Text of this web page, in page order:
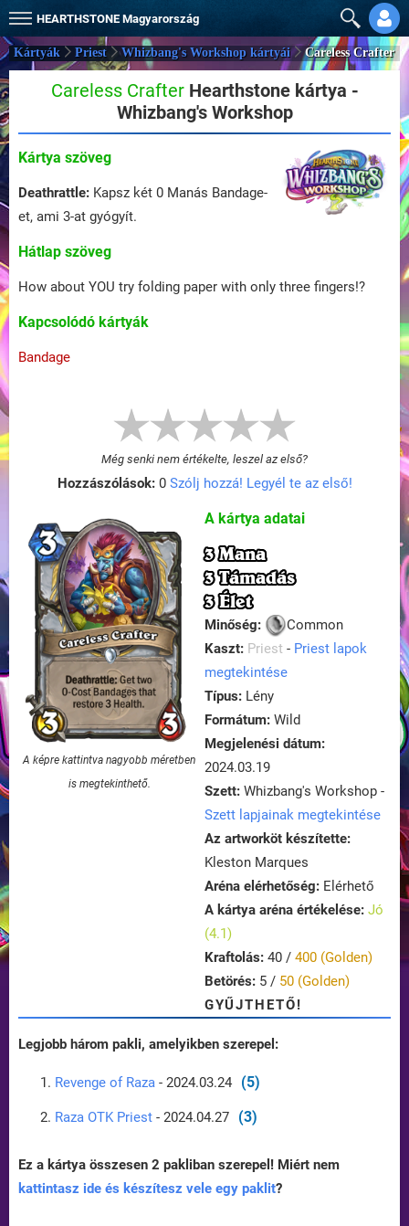
HEARTHSTONE Magyarország
Kártyák Priest Whizbang's Workshop kártyái Careless Crafter
Careless CrafterHearthstone kártya -
Whizbang's Workshop
Kártya szöveg
Deathrattle: Kapsz két 0 Manás Bandage-
et, ami 3-at gyógyít.
Hátlap szöveg
How about YOU try folding paper with only three fingers!?
Kapcsolódó kártyák
Bandage
Még senki nem értékelte, leszel az első?
Hozzászólások:0 Szólj hozzá! Legyél te az első!
A képre kattintva nagyobb méretben
is megtekinthető.
A kártya adatai
3 Mana
3 Támadás
3 Élet
Minőség:
Common
Kaszt: Priest - Priest lapok
megtekintése
Típus: Lény
Formátum: Wild
Megjelenési dátum:
2024.03.19
Szett: Whizbang's Workshop -
Szett lapjainak megtekintése
Az artworköt készítette:
Kleston Marques
Aréna elérhetőség: Elérhető
A kártya aréna értékelése: Jó
(4.1)
Kraftolás: 40 / 400 (Golden)
Betörés: 5 / 50 (Golden)
GYŰJTHETŐ!
Legjobb három pakli, amelyikben szerepel:
Revenge of Raza - 2024.03.24 (5)
Raza OTK Priest - 2024.04.27 (3)
Ez a kártya összesen 2 pakliban szerepel! Miért nem
kattintasz ide és készítesz vele egy paklit?